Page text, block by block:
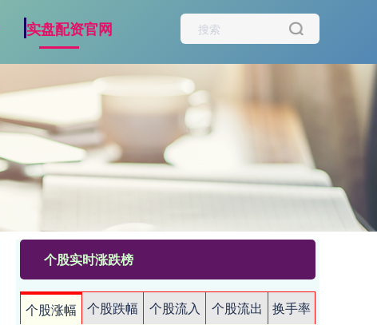
实盘配资官网
个股实时涨跌榜
个股涨幅 个股跌幅 个股流入 个股流出
换手率